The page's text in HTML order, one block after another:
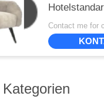
830*870*980